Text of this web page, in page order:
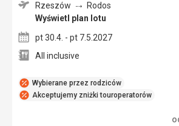
Wybierane przez rodziców
Akceptujemy zniżki touroperatorów
Rzeszów
Rodos
Wyświetl plan lotu
pt 30.4. - pt 7.5.2027
All inclusive